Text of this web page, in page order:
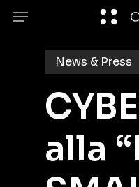
SkipMenu
News & Press
alla